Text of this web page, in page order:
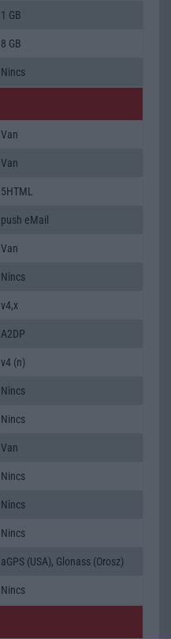
1 GB
8 GB
Nincs
Van
Van
5HTML
push eMail
Van
Nincs
v4,x
A2DP
v4 (n)
Nincs
Nincs
Van
Nincs
Nincs
Nincs
aGPS (USA), Glonass (Orosz)
Nincs